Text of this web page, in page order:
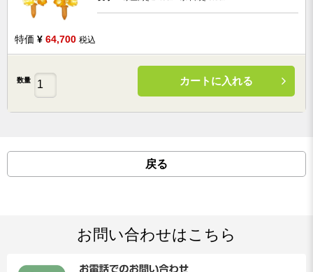
特価 ¥ 64,700 税込
数量 カートに入れる
戻る
お問い合わせはこちら